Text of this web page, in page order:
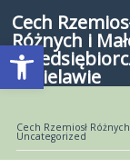
Cech
Różnych i
w Bielawie
Cech Rzemiosł
Uncategorized
Open toolbar